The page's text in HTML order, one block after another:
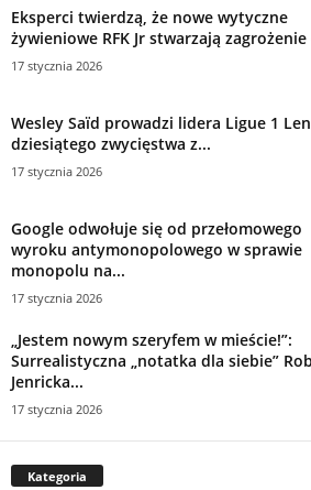
Eksperci twierdzą, że nowe wytyczne
żywieniowe RFK Jr stwarzają zagrożenie
17 stycznia 2026
Wesley Saïd prowadzi lidera Ligue 1
dziesiątego zwycięstwa z...
17 stycznia 2026
Google odwołuje się od przełomowego
wyroku antymonopolowego w sprawie
monopolu na...
17 stycznia 2026
„Jestem nowym szeryfem w mieście!”:
Surrealistyczna „notatka dla siebie”
Jenricka...
17 stycznia 2026
Kategoria